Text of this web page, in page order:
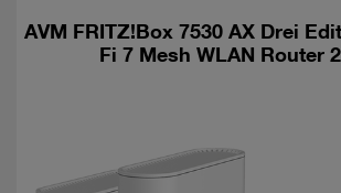
AVM FRITZ!Box 7530 AX Drei
Fi 7 Mesh WLAN Router